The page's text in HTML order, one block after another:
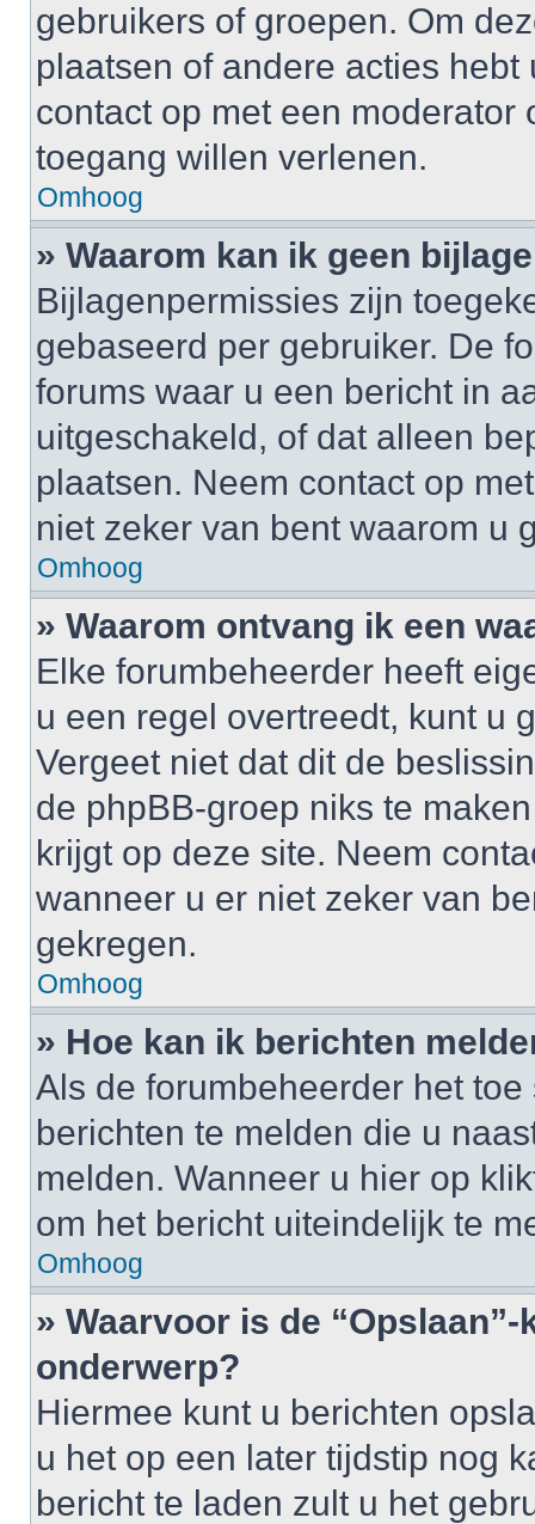
gebruikers of groepen. Om
plaatsen of andere acties
contact op met een
toegang willen verlenen.
Omhoog
» Waarom kan ik geen
Bijlagenpermissies zijn
gebaseerd per gebruiker. De
forums waar u een bericht in
uitgeschakeld, of dat alleen
plaatsen. Neem contact op
niet zeker van bent waarom u
Omhoog
» Waarom ontvang ik een
Elke forumbeheerder heeft
u een regel overtreedt, kunt u
Vergeet niet dat dit de
de phpBB-groep niks te
krijgt op deze site. Neem
wanneer u er niet zeker van
gekregen.
Omhoog
» Hoe kan ik berichten
Als de forumbeheerder het
berichten te melden die u
melden. Wanneer u hier op
om het bericht uiteindelijk te
Omhoog
» Waarvoor is de
onderwerp?
Hiermee kunt u berichten
u het op een later tijdstip nog
bericht te laden zult u het